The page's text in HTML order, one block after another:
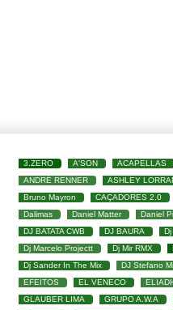
3.ZERO A'SON ACAPELLAS
ANDRÉ RENNER
ASHLEY
Bruno Mayron
CAÇADORES 2.0
Dalimas
Daniel Matter Daniel
DJ BATATA CWB
DJ BAURA Dj
Dj Marcelo Projectt
Dj Mir RMX
Dj Sander In The Mix
DJ Stefano
EFEITOS
EL VENECO
GLAUBER LIMA
GRUPO A.W.A